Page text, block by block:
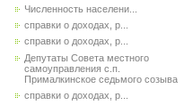
Численность населени...
справки о доходах, р...
справки о доходах, р...
Депутаты Совета местного
самоуправления с.п.
Прималкинское седьмого созыва
справки о доходах, р...